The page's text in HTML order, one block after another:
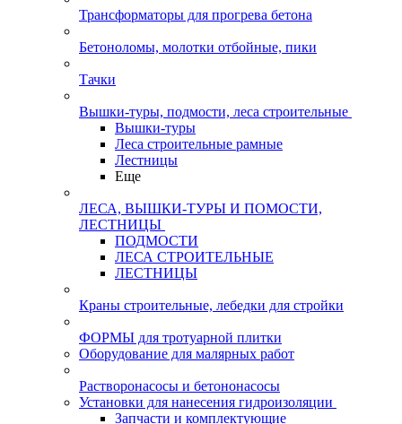
Трансформаторы для прогрева бетона
Бетоноломы, молотки отбойные, пики
Тачки
Вышки-туры, подмости, леса строительные
Вышки-туры
Леса строительные рамные
Лестницы
Еще
ЛЕСА, ВЫШКИ-ТУРЫ И ПОМОСТИ,
ЛЕСТНИЦЫ
ПОДМОСТИ
ЛЕСА СТРОИТЕЛЬНЫЕ
ЛЕСТНИЦЫ
Краны строительные, лебедки для стройки
ФОРМЫ для тротуарной плитки
Оборудование для малярных работ
Растворонасосы и бетононасосы
Установки для нанесения гидроизоляции
Запчасти и комплектующие